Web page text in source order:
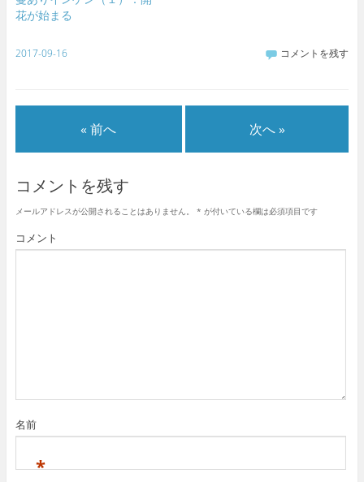
花が始まる
2017-09-16 コメントを残す
« 前へ 次へ »
コメントを残す
メールアドレスが公開されることはありません。 * が付いている欄は必須項目です
コメント
名前
*